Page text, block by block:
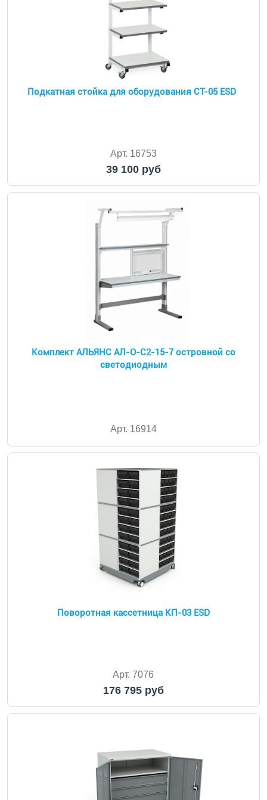
Подкатная стойка для оборудования СТ-05 ESD
Арт. 16753
39 100 руб
Комплект АЛЬЯНС АЛ-О-С2-15-7 островной со
светодиодным
Арт. 16914
Поворотная кассетница КП-03 ESD
Арт. 7076
176 795 руб